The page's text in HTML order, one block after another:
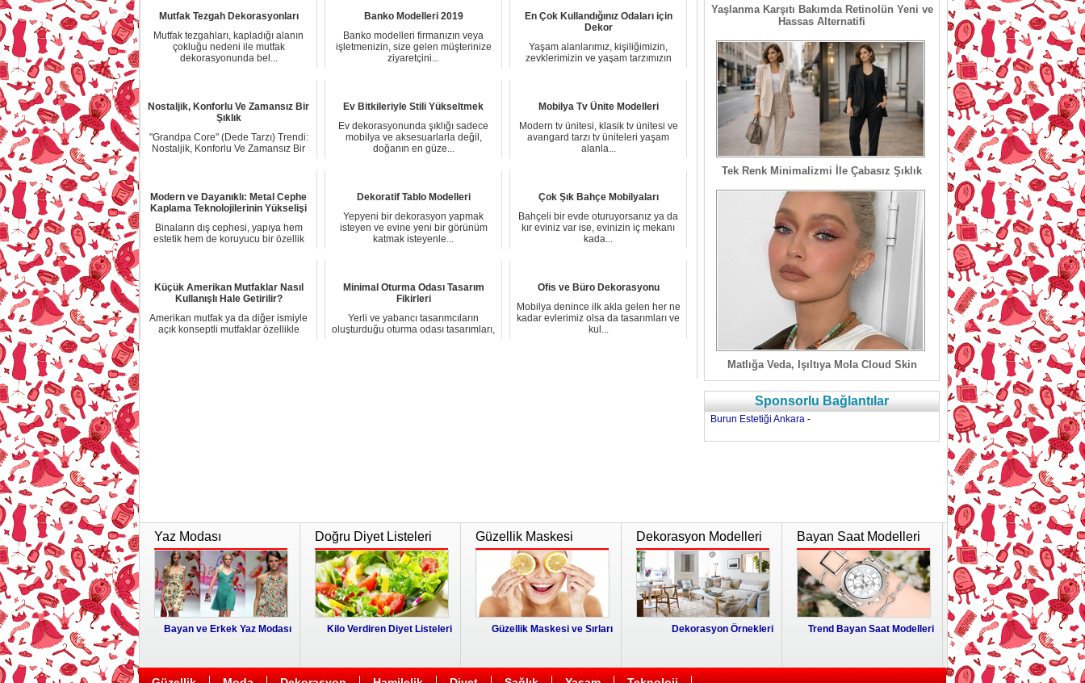
Mutfak Tezgah Dekorasyonları
Mutfak tezgahları, kapladığı alanın
çokluğu nedeni ile mutfak
dekorasyonunda bel...
Banko Modelleri 2019
Banko modelleri firmanızın veya
işletmenizin, size gelen müşterinize
ziyaretçini...
En Çok Kullandığınız Odaları için
Dekor
Yaşam alanlarımız, kişiliğimizin,
zevklerimizin ve yaşam tarzımızın
Nostaljik, Konforlu Ve Zamansız Bir
Şıklık
"Grandpa Core" (Dede Tarzı) Trendi:
Nostaljik, Konforlu Ve Zamansız Bir
Ev Bitkileriyle Stili Yükseltmek
Ev dekorasyonunda şıklığı sadece
mobilya ve aksesuarlarla değil,
doğanın en güze...
Mobilya Tv Ünite Modelleri
Modern tv ünitesi, klasik tv ünitesi ve
avangard tarzı tv üniteleri yaşam
alanla...
Modern ve Dayanıklı: Metal Cephe
Kaplama Teknolojilerinin Yükselişi
Binaların dış cephesi, yapıya hem
estetik hem de koruyucu bir özellik
Dekoratif Tablo Modelleri
Yepyeni bir dekorasyon yapmak
isteyen ve evine yeni bir görünüm
katmak isteyenle...
Çok Şık Bahçe Mobilyaları
Bahçeli bir evde oturuyorsanız ya da
kır eviniz var ise, evinizin iç mekanı
kada...
Küçük Amerikan Mutfaklar Nasıl
Kullanışlı Hale Getirilir?
Amerikan mutfak ya da diğer ismiyle
açık konseptli mutfaklar özellikle
Minimal Oturma Odası Tasarım
Fikirleri
Yerli ve yabancı tasarımcıların
oluşturduğu oturma odası tasarımları,
Ofis ve Büro Dekorasyonu
Mobilya denince ilk akla gelen her ne
kadar evlerimiz olsa da tasarımları ve
kul...
Yaşlanma Karşıtı Bakımda Retinolün Yeni ve
Hassas Alternatifi
Tek Renk Minimalizmi İle Çabasız Şıklık
Matlığa Veda, Işıltıya Mola Cloud Skin
Sponsorlu Bağlantılar
Burun Estetiği Ankara -
Yaz Modası
Bayan ve Erkek Yaz Modası
Doğru Diyet Listeleri
Kilo Verdiren Diyet Listeleri
Güzellik Maskesi
Güzellik Maskesi ve Sırları
Dekorasyon Modelleri
Dekorasyon Örnekleri
Bayan Saat Modelleri
Trend Bayan Saat Modelleri